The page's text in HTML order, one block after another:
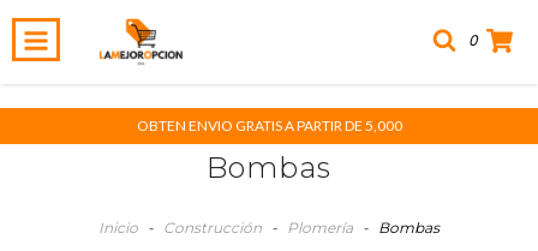
0
OBTEN ENVIO GRATIS A PARTIR DE 5,000
Bombas
Inicio - Construcción - Plomería - Bombas